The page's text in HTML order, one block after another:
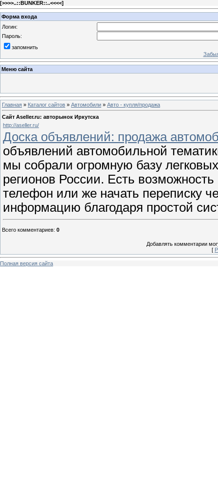
[>>>>..::BUNKER::..<<<<]
Форма входа
Логин:
Пароль:
запомнить
Меню сайта
Главная » Каталог сайтов » Автомобили » Авто - купля/продажа
Сайт Aseller.ru: авторынок Иркутска
http://aseller.ru/
Доска объявлений: продажа
объявлений автомобильной
мы собрали огромную базу
регионов России. Есть
телефон или же начать переписку
информацию благодаря простой
Всего комментариев: 0
Добавлять комментарии
[
Полная версия сайта